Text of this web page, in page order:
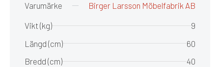
Varumärke
Birger Larsson Möbelfabrik AB
Vikt (kg)
9
Längd (cm)
60
Bredd (cm)
40